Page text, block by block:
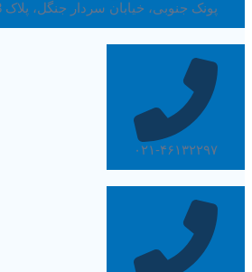
پونک جنوبی، خیابان سردار جنگل، پلاک 13
۰۲۱-۴۶۱۳۲۲۹۷